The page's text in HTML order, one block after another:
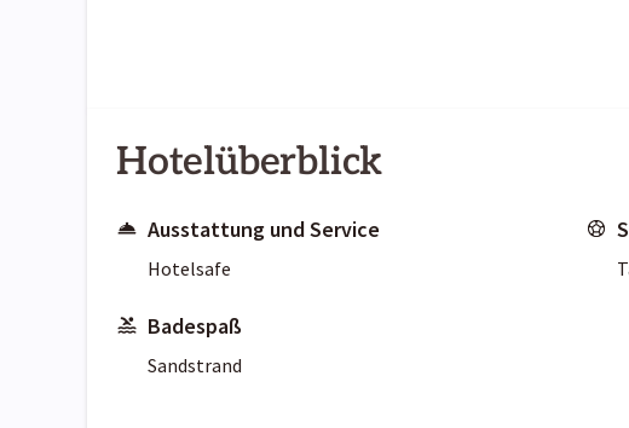
Hotelüberblick
Ausstattung und Service
Hotelsafe
Badespaß
Sandstrand